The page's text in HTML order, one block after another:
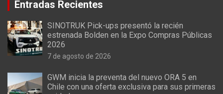
Entradas Recientes
SINOTRUK Pick-ups presentó la recién
estrenada Bolden en la Expo Compras Públicas
2026
7 de agosto de 2026
GWM inicia la preventa del nuevo ORA 5 en
Chile con una oferta exclusiva para sus primeras